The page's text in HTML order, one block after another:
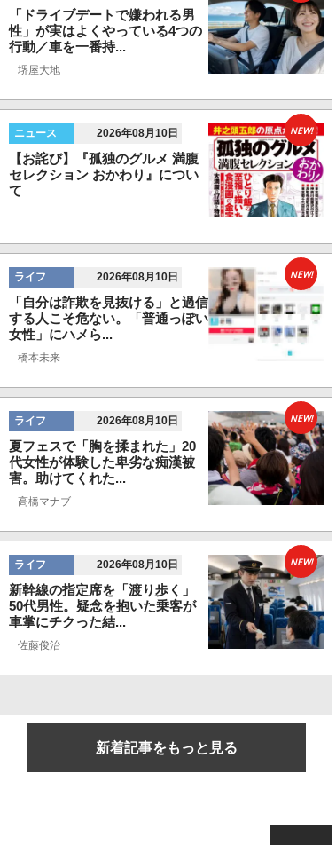
「ドライブデートで嫌われる男
性」が実はよくやっている4つの
行動／車を一番持...
堺屋大地
ニュース 2026年08月10日
【お詫び】『孤独のグルメ 満腹
セレクション おかわり』につい
て
NEW!
ライフ 2026年08月10日
「自分は詐欺を見抜ける」と過信
する人こそ危ない。「普通っぽい
女性」にハメら...
橋本未来
NEW!
ライフ 2026年08月10日
夏フェスで「胸を揉まれた」20
代女性が体験した卑劣な痴漢被
害。助けてくれた...
高橋マナブ
NEW!
ライフ 2026年08月10日
新幹線の指定席を「渡り歩く」
50代男性。疑念を抱いた乗客が
車掌にチクった結...
佐藤俊治
NEW!
新着記事をもっと見る